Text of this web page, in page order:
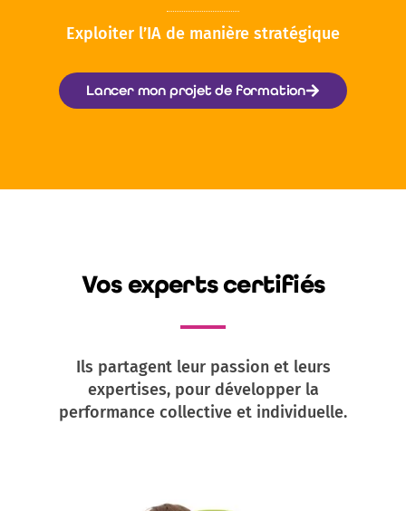
Exploiter l’IA de manière stratégique
Lancer mon projet de formation
Vos experts certifiés
Ils partagent leur passion et leurs
expertises, pour développer la
performance collective et individuelle.